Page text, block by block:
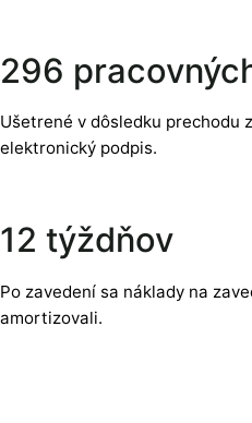
296
Ušetrené v dôsledku prechodu
elektronický podpis.
12 týždňov
Po zavedení sa náklady na
amortizovali.